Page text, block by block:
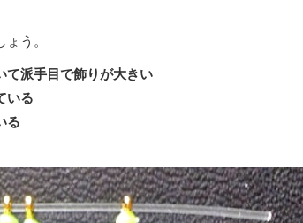
う。
て派手目で飾りが大きい
いる
る